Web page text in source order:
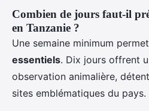
Combien de jours faut-il
en Tanzanie ?
Une semaine minimum
essentiels. Dix jours offrent
observation animalière,
sites emblématiques du pays.